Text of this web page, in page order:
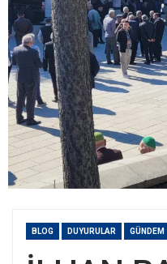
BLOG DUYURULAR GÜNDEM